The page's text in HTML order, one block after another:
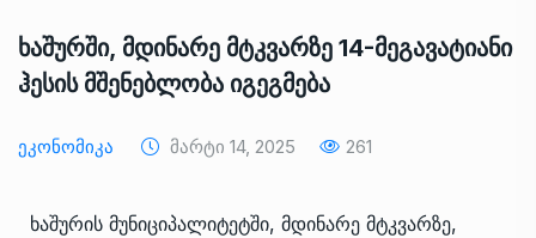
ხაშურში, მდინარე მტკვარზე 14-მეგავატიანი
ჰესის მშენებლობა იგეგმება
Ეკონომიკა Მარტი 14, 2025 261
ხაშურის მუნიციპალიტეტში, მდინარე მტკვარზე,